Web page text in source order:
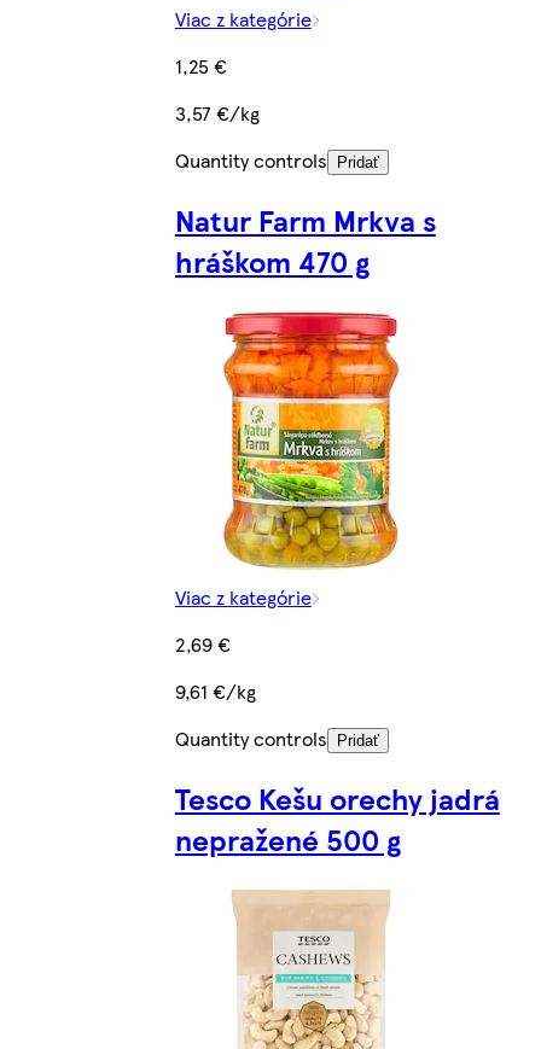
Viac z kategórie
1,25 €
3,57 €/kg
Quantity controls
Pridať
Natur Farm Mrkva s
hráškom 470 g
Viac z kategórie
2,69 €
9,61 €/kg
Quantity controls
Pridať
Tesco Kešu orechy jadrá
nepražené 500 g